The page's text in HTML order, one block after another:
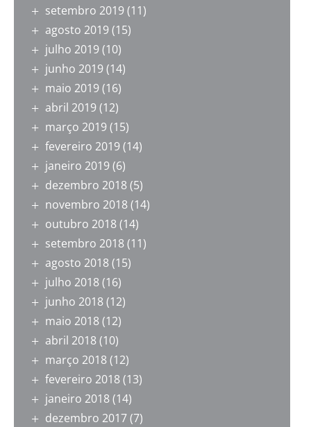
setembro 2019(11)
agosto 2019(15)
julho 2019(10)
junho 2019(14)
maio 2019(16)
abril 2019(12)
março 2019(15)
fevereiro 2019(14)
janeiro 2019(6)
dezembro 2018(5)
novembro 2018(14)
outubro 2018(14)
setembro 2018(11)
agosto 2018(15)
julho 2018(16)
junho 2018(12)
maio 2018(12)
abril 2018(10)
março 2018(12)
fevereiro 2018(13)
janeiro 2018(14)
dezembro 2017(7)